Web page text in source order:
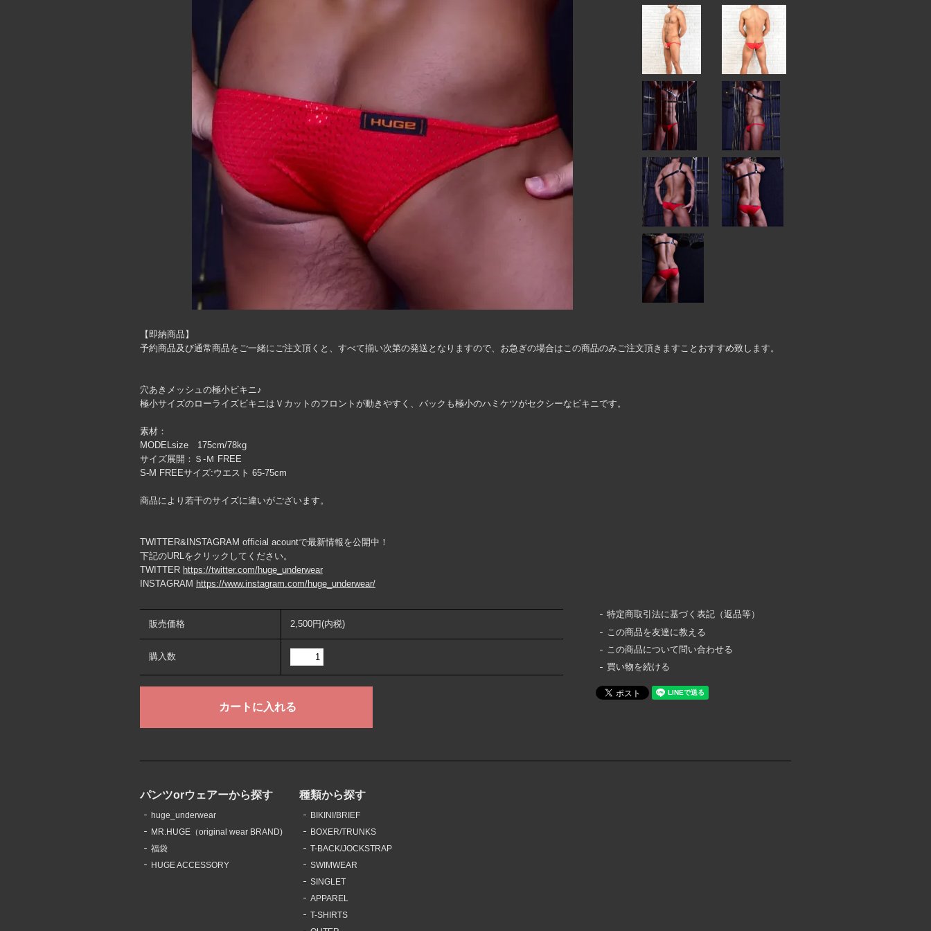
【即納商品】
予約商品及び通常商品をご一緒にご注文頂くと、すべて揃い次第の発送となりますので、お急ぎの場合はこの商品のみご注文頂きますことおすすめ致します。
穴あきメッシュの極小ビキニ♪
極小サイズのローライズビキニはＶカットのフロントが動きやすく、バックも極小のハミケツがセクシーなビキニです。
素材：
MODELsize 175cm/78kg
サイズ展開：Ｓ-Ｍ FREE
S-M FREEサイズ:ウエスト 65-75cm
商品により若干のサイズに違いがございます。
TWITTER&INSTAGRAM official acountで最新情報を公開中！
下記のURLをクリックしてください。
TWITTER https://twitter.com/huge_underwear
INSTAGRAM https://www.instagram.com/huge_underwear/
販売価格 2,500円(内税)
購入数
特定商取引法に基づく表記（返品等）
この商品を友達に教える
この商品について問い合わせる
買い物を続ける
パンツorウェアーから探す
huge_underwear
MR.HUGE（original wear BRAND)
福袋
HUGE ACCESSORY
種類から探す
BIKINI/BRIEF
BOXER/TRUNKS
T-BACK/JOCKSTRAP
SWIMWEAR
SINGLET
APPAREL
T-SHIRTS